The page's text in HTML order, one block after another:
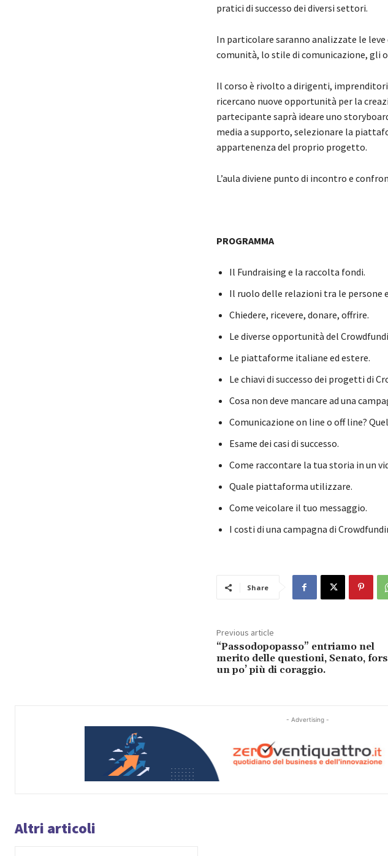
pratici di successo dei diversi settori.
In particolare saranno analizzate le leve
comunità, lo stile di comunicazione, gli
Il corso è rivolto a dirigenti,
ricercano nuove opportunità per la
partecipante saprà ideare uno
media a supporto, selezionare la
appartenenza del proprio progetto.
L’aula diviene punto di incontro e
PROGRAMMA
Il Fundraising e la raccolta fondi.
Il ruolo delle relazioni tra le persone
Chiedere, ricevere, donare, offrire.
Le diverse opportunità del
Le piattaforme italiane ed estere.
Le chiavi di successo dei progetti di
Cosa non deve mancare ad una
Comunicazione on line o off line?
Esame dei casi di successo.
Come raccontare la tua storia in un
Quale piattaforma utilizzare.
Come veicolare il tuo messaggio.
I costi di una campagna di
Share
Previous article
“Passodopopasso” entriamo nel
merito delle questioni, Senato,
un po’ più di coraggio.
- Advertising -
Altri articoli